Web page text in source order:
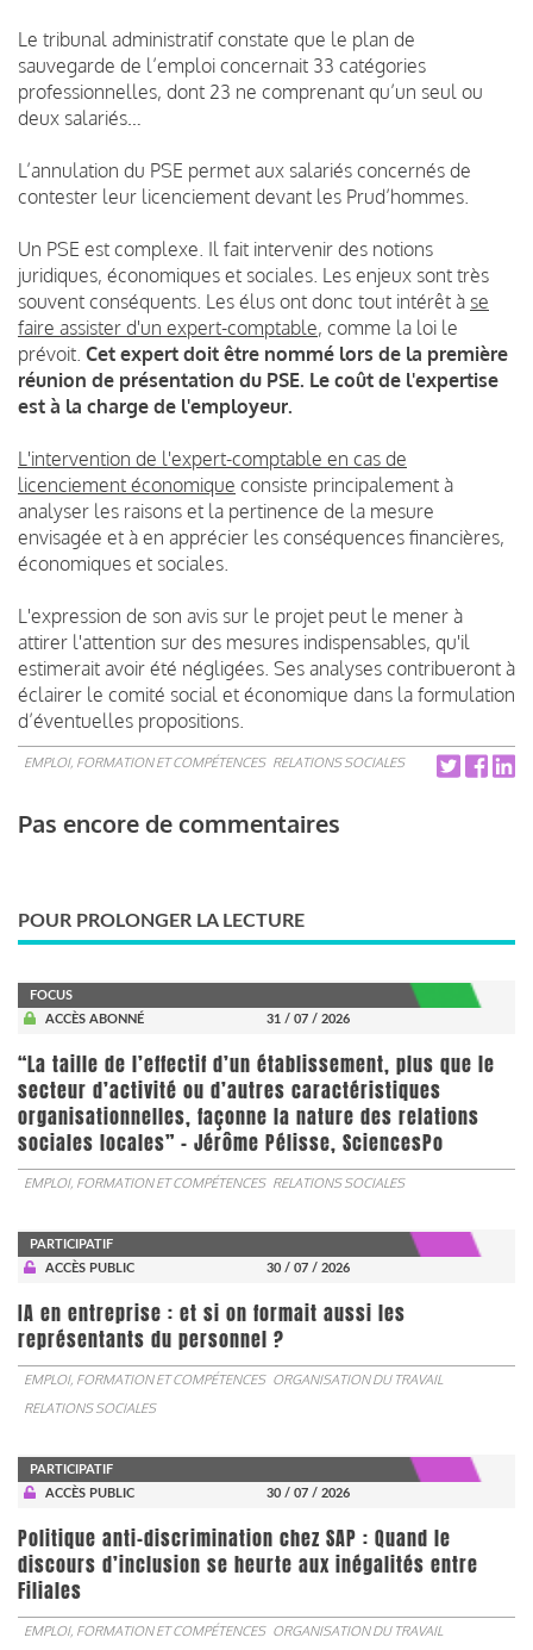
Le tribunal administratif constate que le plan de
sauvegarde de l’emploi concernait 33 catégories
professionnelles, dont 23 ne comprenant qu’un seul ou
deux salariés…
L’annulation du PSE permet aux salariés concernés de
contester leur licenciement devant les Prud’hommes.
Un PSE est complexe. Il fait intervenir des notions
juridiques, économiques et sociales. Les enjeux sont très
souvent conséquents. Les élus ont donc tout intérêt à se
faire assister d'un expert-comptable, comme la loi le
prévoit. Cet expert doit être nommé lors de la première
réunion de présentation du PSE. Le coût de l'expertise
est à la charge de l'employeur.
L'intervention de l'expert-comptable en cas de
licenciement économique consiste principalement à
analyser les raisons et la pertinence de la mesure
envisagée et à en apprécier les conséquences financières,
économiques et sociales.
L'expression de son avis sur le projet peut le mener à
attirer l'attention sur des mesures indispensables, qu'il
estimerait avoir été négligées. Ses analyses contribueront à
éclairer le comité social et économique dans la formulation
d’éventuelles propositions.
EMPLOI, FORMATION ET COMPÉTENCES RELATIONS SOCIALES
Pas encore de commentaires
POUR PROLONGER LA LECTURE
FOCUS
ACCÈS ABONNÉ
31 / 07 / 2026
“La taille de l’effectif d’un établissement, plus que le
secteur d’activité ou d’autres caractéristiques
organisationnelles, façonne la nature des relations
sociales locales” - Jérôme Pélisse, SciencesPo
EMPLOI, FORMATION ET COMPÉTENCES RELATIONS SOCIALES
PARTICIPATIF
ACCÈS PUBLIC
30 / 07 / 2026
IA en entreprise : et si on formait aussi les
représentants du personnel ?
EMPLOI, FORMATION ET COMPÉTENCES ORGANISATION DU TRAVAIL
RELATIONS SOCIALES
PARTICIPATIF
ACCÈS PUBLIC
30 / 07 / 2026
Politique anti-discrimination chez SAP : Quand le
discours d’inclusion se heurte aux inégalités entre
Filiales
EMPLOI, FORMATION ET COMPÉTENCES ORGANISATION DU TRAVAIL